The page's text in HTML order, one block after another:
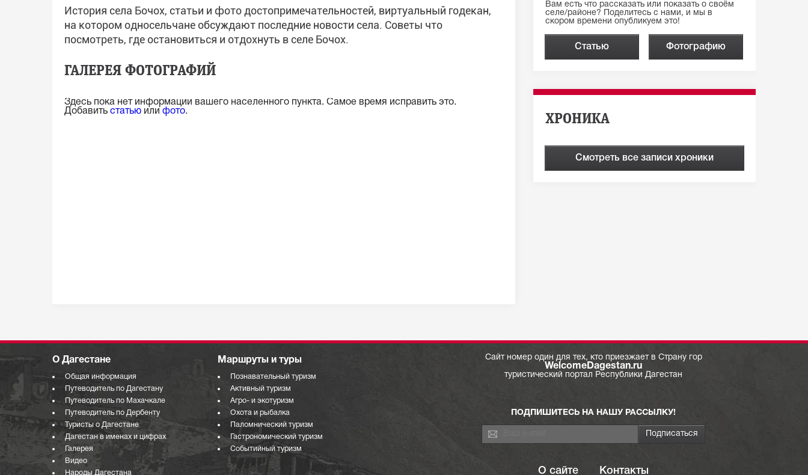
История села Бочох, статьи и фото достопримечательностей, виртуальный годекан,
на котором односельчане обсуждают последние новости села. Советы что
посмотреть, где остановиться и отдохнуть в селе Бочох.
ГАЛЕРЕЯ ФОТОГРАФИЙ
Здесь пока нет информации вашего населенного пункта. Самое время исправить это.
Добавить статью или фото.
Вам есть что рассказать или показать о своём
селе/районе? Поделитесь с нами, и мы в
скором времени опубликуем это!
Статью Фотографию
ХРОНИКА
Смотреть все записи хроники
О Дагестане
Общая информация
Путеводитель по Дагестану
Путеводитель по Махачкале
Путеводитель по Дербенту
Туристы о Дагестане
Дагестан в именах и цифрах
Галерея
Видео
Народы Дагестана
Маршруты и туры
Познавательный туризм
Активный туризм
Агро- и экотуризм
Охота и рыбалка
Паломнический туризм
Гастрономический туризм
Событийный туризм
Сайт номер один для тех, кто приезжает в Страну гор
WelcomeDagestan.ru
туристический портал Республики Дагестан
ПОДПИШИТЕСЬ НА НАШУ РАССЫЛКУ!
О сайте Контакты